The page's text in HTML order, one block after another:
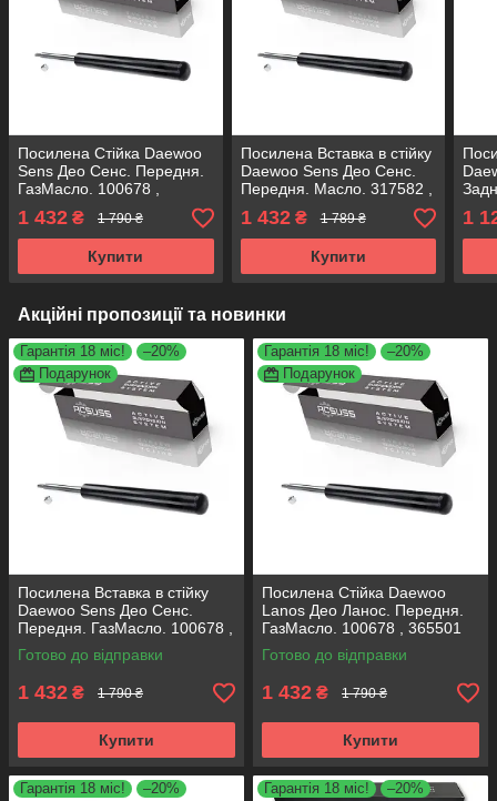
Посилена Стійка Daewoo
Sens Део Сенс. Передня.
ГазМасло. 100678 ,
365501 KOREA Аксусс!
1 432 ₴ 1 790 ₴
Купити
Посилена Вставка в стійку
Daewoo Sens Део Сенс.
Передня. Масло. 317582 ,
100338 KOREA Аксусс!
1 432₴ 1 789 ₴
Купити
,
1
Акційні пропозиції та новинки
Гарантія 18 міс!
–20%
Подарунок
Посилена Вставка в стійку
Daewoo Sens Део Сенс.
Передня. ГазМасло. 100678 ,
365501 KOREA Аксусс!
Готово до відправки
1 432 ₴ 1 790 ₴
Купити
Гарантія 18 міс!
–20%
Подарунок
Посилена Стійка Daewoo
Lanos Део Ланос. Передня.
ГазМасло. 100678 , 365501
KOREA Аксусс!
Готово до відправки
1 432 ₴ 1 790 ₴
Купити
Гарантія 18 міс!
–20%
Гарантія 18 міс!
–20%